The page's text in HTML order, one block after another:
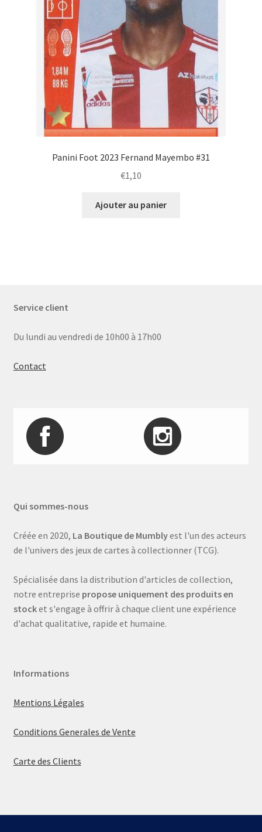
Panini Foot 2023 Fernand Mayembo #31
€1,10
Ajouter au panier
Service client
Du lundi au vendredi de 10h00 à 17h00
Contact
Qui sommes-nous
Créée en 2020, La Boutique de Mumblyest l'un des acteurs
de l'univers des jeux de cartes à collectionner (TCG).
Spécialisée dans la distribution d'articles de collection,
notre entreprise propose uniquement des produits en
stocket s'engage à offrir à chaque client une expérience
d'achat qualitative, rapide et humaine.
Informations
Mentions Légales
Conditions Generales de Vente
Carte des Clients